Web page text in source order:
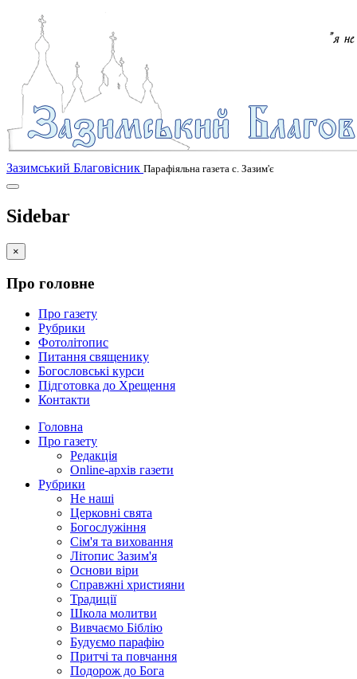
Зазимський Благовісник Парафіяльна газета с. Зазим'є
Sidebar
×
Про головне
Про газету
Рубрики
Фотолітопис
Питання священику
Богословські курси
Підготовка до Хрещення
Контакти
Головна
Про газету
Редакція
Online-архів газети
Рубрики
Не наші
Церковні свята
Богослужіння
Сім'я та виховання
Літопис Зазим'я
Основи віри
Справжні християни
Традиції
Школа молитви
Вивчаємо Біблію
Будуємо парафію
Притчі та повчання
Подорож до Бога